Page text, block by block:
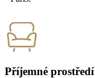
Příjemné prostředí